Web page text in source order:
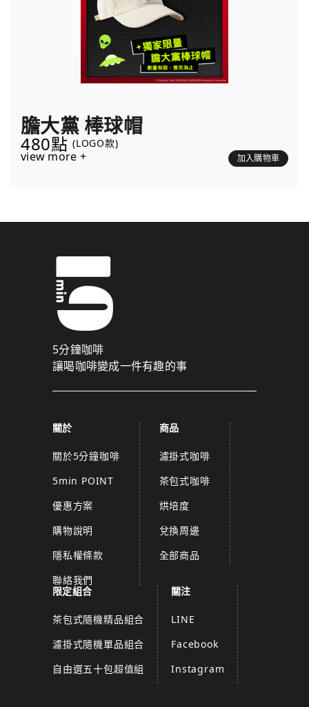
膽大黨 棒球帽
480點 (LOGO款)
view more + 加入購物車
5分鐘咖啡
讓喝咖啡變成一件有趣的事
關於
關於5分鐘咖啡
5min POINT
優惠方案
購物說明
隱私權條款
聯絡我們
商品
濾掛式咖啡
茶包式咖啡
烘培度
兌換周邊
全部商品
限定組合
茶包式隨機精品組合
濾掛式隨機單品組合
自由選五十包超值組
關注
LINE
Facebook
Instagram